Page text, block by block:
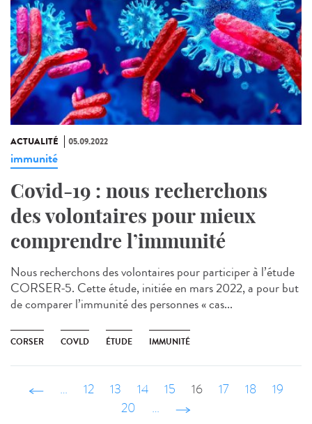
ACTUALITÉ 05.09.2022
immunité
Covid-19 : nous recherchons
des volontaires pour mieux
comprendre l’immunité
Nous recherchons des volontaires pour participer à l’étude
CORSER-5. Cette étude, initiée en mars 2022, a pour but
de comparer l’immunité des personnes « cas...
CORSER COVLD ÉTUDE IMMUNITÉ
‹ précédent
… 12 13 14 15 16 17 18
19
20
… suivant ›